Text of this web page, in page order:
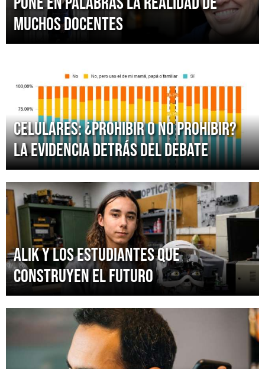
muchos docentes
Celulares: ¿prohibir o no prohibir?
La evidencia detrás del debate
ALIK y los estudiantes que
construyen el futuro